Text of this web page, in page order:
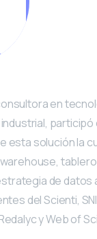
en
participó
esta solución la
de datos
del Scienti,
y Web of